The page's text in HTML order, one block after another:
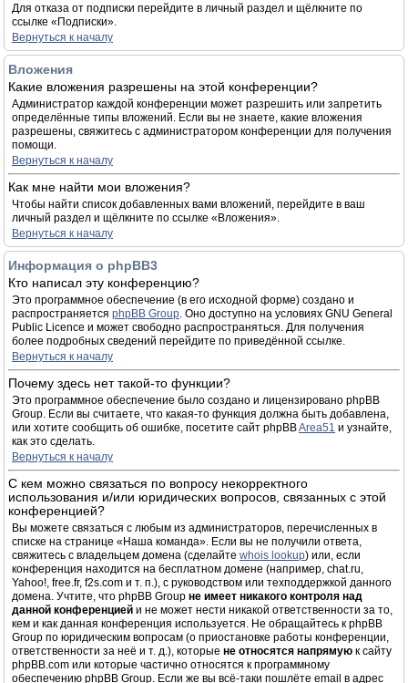
Для отказа от подписки перейдите в личный раздел и щёлкните по
ссылке «Подписки».
Вернуться к началу
Вложения
Какие вложения разрешены на этой конференции?
Администратор каждой конференции может разрешить или запретить
определённые типы вложений. Если вы не знаете, какие вложения
разрешены, свяжитесь с администратором конференции для получения
помощи.
Вернуться к началу
Как мне найти мои вложения?
Чтобы найти список добавленных вами вложений, перейдите в ваш
личный раздел и щёлкните по ссылке «Вложения».
Вернуться к началу
Информация о phpBB3
Кто написал эту конференцию?
Это программное обеспечение (в его исходной форме) создано и
распространяется phpBB Group. Оно доступно на условиях GNU General
Public Licence и может свободно распространяться. Для получения
более подробных сведений перейдите по приведённой ссылке.
Вернуться к началу
Почему здесь нет такой-то функции?
Это программное обеспечение было создано и лицензировано phpBB
Group. Если вы считаете, что какая-то функция должна быть добавлена,
или хотите сообщить об ошибке, посетите сайт phpBBArea51 и узнайте,
как это сделать.
Вернуться к началу
С кем можно связаться по вопросу некорректного
использования и/или юридических вопросов, связанных с этой
конференцией?
Вы можете связаться с любым из администраторов, перечисленных в
списке на странице «Наша команда». Если вы не получили ответа,
свяжитесь с владельцем домена (сделайте whois lookup) или, если
конференция находится на бесплатном домене (например, chat.ru,
Yahoo!, free.fr, f2s.com и т. п.), с руководством или техподдержкой данного
домена. Учтите, что phpBB Group не имеет никакого контроля над
данной конференцией и не может нести никакой ответственности за то,
кем и как данная конференция используется. Не обращайтесь к phpBB
Group по юридическим вопросам (о приостановке работы конференции,
ответственности за неё и т. д.), которые не относятся напрямую к сайту
phpBB.com или которые частично относятся к программному
обеспечению phpBB Group. Если же вы всё-таки пошлёте email в адрес